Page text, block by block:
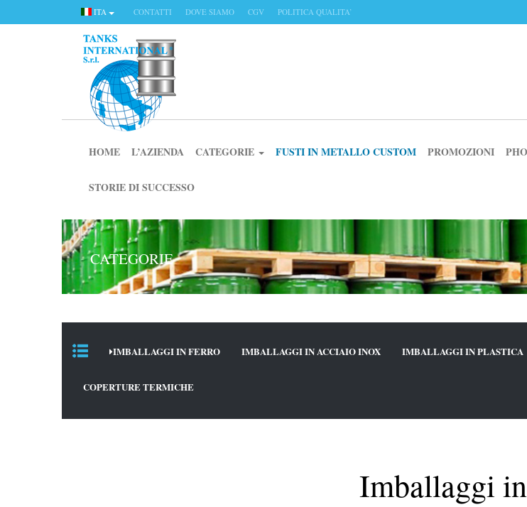
ITA CONTATTI DOVE SIAMO CGV POLITICA QUALITA’
HOME L’AZIENDA CATEGORIE FUSTI IN METALLO CUSTOM PROMOZIONI
STORIE DI SUCCESSO
CATEGORIE
IMBALLAGGI IN FERRO IMBALLAGGI IN ACCIAIO INOX IMBALLAGGI IN PLASTICA
COPERTURE TERMICHE
Imballaggi